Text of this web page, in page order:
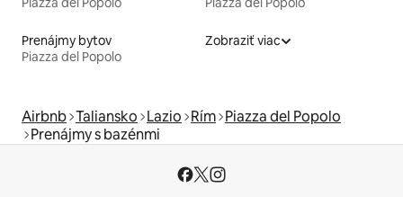
Prenájmy bytov
Piazza del Popolo
Zobraziť viac
Airbnb Taliansko Lazio Rím Piazza del Popolo
Prenájmy s bazénmi